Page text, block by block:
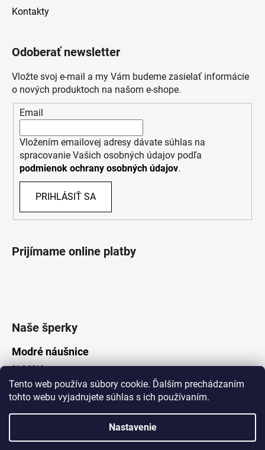
Tento web používa súbory cookie. Ďalším prechádzaním
tohto webu vyjadrujete súhlas s ich používaním.
Nastavenie
Kontakty
Odoberať newsletter
Vložte svoj e-mail a my Vám budeme zasielať informácie
o nových produktoch na našom e-shope.
Email
Vložením emailovej adresy dávate súhlas na
spracovanie Vašich osobných údajov podľa
podmienok ochrany osobných údajov.
PRIHLÁSIŤ SA
Prijímame online platby
Naše šperky
Modré náušnice
21.8.2019
Vytvoril Shoptet
Lotka.sk. Všetky práva vyhradené.
Upraviť nastavenie cookies